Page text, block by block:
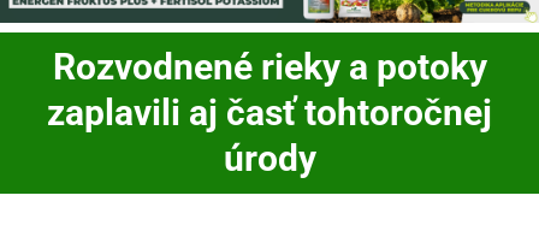
Rozvodnené rieky a potoky
zaplavili aj časť tohtoročnej
úrody
You are here: